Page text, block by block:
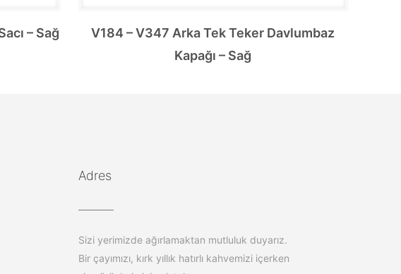
– Sağ
V184 – V347 Arka Tek Teker Davlumbaz
Kapağı – Sağ
Adres
Sizi yerimizde ağırlamaktan mutluluk duyarız.
Bir çayımızı, kırk yıllık hatırlı kahvemizi içerken